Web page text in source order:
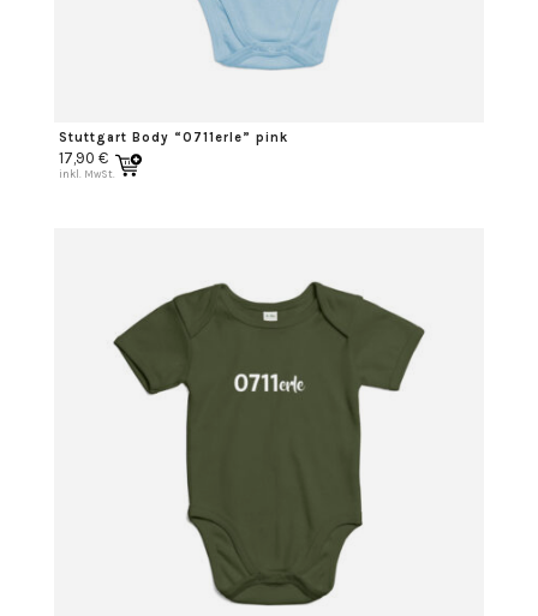
Stuttgart Body “0711erle” pink
17,90 €
inkl. MwSt.